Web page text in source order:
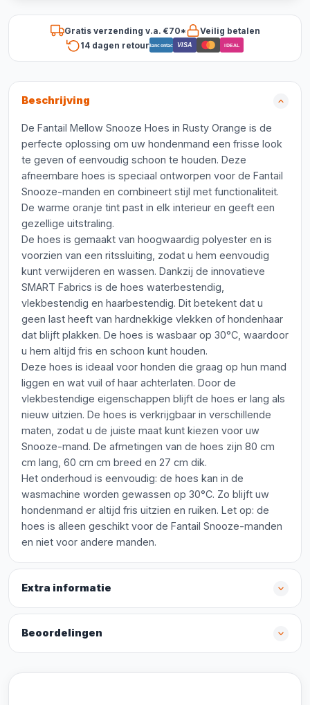
Gratis verzending v.a. €70*
Veilig betalen
14 dagen retourBancontact VISA iDEAL
Beschrijving
De Fantail Mellow Snooze Hoes in Rusty Orange is de
perfecte oplossing om uw hondenmand een frisse look
te geven of eenvoudig schoon te houden. Deze
afneembare hoes is speciaal ontworpen voor de Fantail
Snooze-manden en combineert stijl met functionaliteit.
De warme oranje tint past in elk interieur en geeft een
gezellige uitstraling.
De hoes is gemaakt van hoogwaardig polyester en is
voorzien van een ritssluiting, zodat u hem eenvoudig
kunt verwijderen en wassen. Dankzij de innovatieve
SMART Fabrics is de hoes waterbestendig,
vlekbestendig en haarbestendig. Dit betekent dat u
geen last heeft van hardnekkige vlekken of hondenhaar
dat blijft plakken. De hoes is wasbaar op 30°C, waardoor
u hem altijd fris en schoon kunt houden.
Deze hoes is ideaal voor honden die graag op hun mand
liggen en wat vuil of haar achterlaten. Door de
vlekbestendige eigenschappen blijft de hoes er lang als
nieuw uitzien. De hoes is verkrijgbaar in verschillende
maten, zodat u de juiste maat kunt kiezen voor uw
Snooze-mand. De afmetingen van de hoes zijn 80 cm
cm lang, 60 cm cm breed en 27 cm dik.
Het onderhoud is eenvoudig: de hoes kan in de
wasmachine worden gewassen op 30°C. Zo blijft uw
hondenmand er altijd fris uitzien en ruiken. Let op: de
hoes is alleen geschikt voor de Fantail Snooze-manden
en niet voor andere manden.
Extra informatie
Beoordelingen